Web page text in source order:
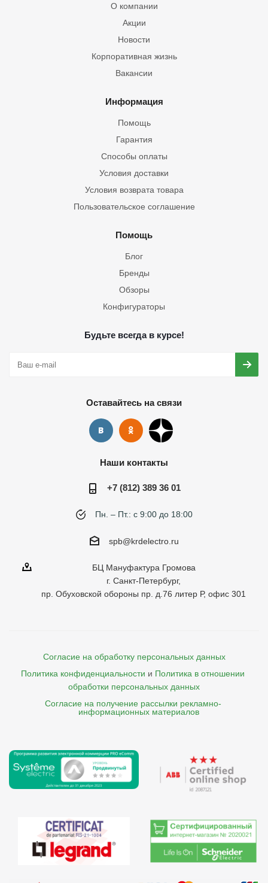
О компании
Акции
Новости
Корпоративная жизнь
Вакансии
Информация
Помощь
Гарантия
Способы оплаты
Условия доставки
Условия возврата товара
Пользовательское соглашение
Помощь
Блог
Бренды
Обзоры
Конфигураторы
Будьте всегда в курсе!
Оставайтесь на связи
Наши контакты
+7 (812) 389 36 01
Пн. – Пт.: с 9:00 до 18:00
spb@krdelectro.ru
БЦ Мануфактура Громова
г. Санкт-Петербург,
пр. Обуховской обороны пр. д.76 литер Р, офис 301
Согласие на обработку персональных данных
Политика конфиденциальности и Политика в отношении
обработки персональных данных
Согласие на получение рассылки рекламно-
    информационных материалов